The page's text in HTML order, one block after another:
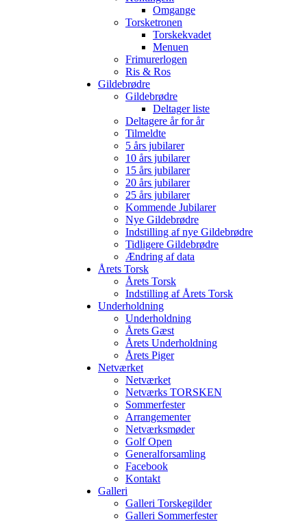
Omgange
Torsketronen
Torskekvadet
Menuen
Frimurerlogen
Ris & Ros
Gildebrødre
Gildebrødre
Deltager liste
Deltagere år for år
Tilmeldte
5 års jubilarer
10 års jubilarer
15 års jubilarer
20 års jubilarer
25 års jubilarer
Kommende Jubilarer
Nye Gildebrødre
Indstilling af nye Gildebrødre
Tidligere Gildebrødre
Ændring af data
Årets Torsk
Årets Torsk
Indstilling af Årets Torsk
Underholdning
Underholdning
Årets Gæst
Årets Underholdning
Årets Piger
Netværket
Netværket
Netværks TORSKEN
Sommerfester
Arrangementer
Netværksmøder
Golf Open
Generalforsamling
Facebook
Kontakt
Galleri
Galleri Torskegilder
Galleri Sommerfester